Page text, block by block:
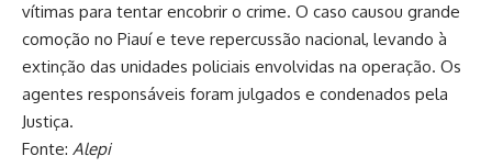
vítimas para tentar encobrir o crime. O caso causou grande
comoção no Piauí e teve repercussão nacional, levando à
extinção das unidades policiais envolvidas na operação. Os
agentes responsáveis foram julgados e condenados pela
Justiça.
Fonte: Alepi